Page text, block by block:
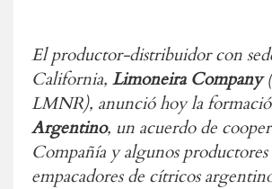
El productor-distribuidor con
California, Limoneira Company
LMNR), anunció hoy la
Argentino, un acuerdo de
Compañía y algunos
empacadores de cítricos